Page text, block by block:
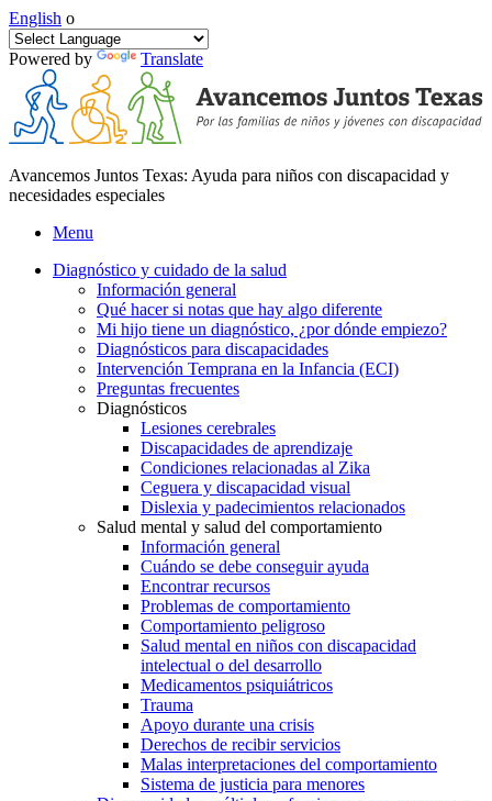
English o
Powered by Translate
Avancemos Juntos Texas: Ayuda para niños con discapacidad y
necesidades especiales
Menu
Diagnóstico y cuidado de la salud
Información general
Qué hacer si notas que hay algo diferente
Mi hijo tiene un diagnóstico, ¿por dónde empiezo?
Diagnósticos para discapacidades
Intervención Temprana en la Infancia (ECI)
Preguntas frecuentes
Diagnósticos
Lesiones cerebrales
Discapacidades de aprendizaje
Condiciones relacionadas al Zika
Ceguera y discapacidad visual
Dislexia y padecimientos relacionados
Salud mental y salud del comportamiento
Información general
Cuándo se debe conseguir ayuda
Encontrar recursos
Problemas de comportamiento
Comportamiento peligroso
Salud mental en niños con discapacidad
intelectual o del desarrollo
Medicamentos psiquiátricos
Trauma
Apoyo durante una crisis
Derechos de recibir servicios
Malas interpretaciones del comportamiento
Sistema de justicia para menores